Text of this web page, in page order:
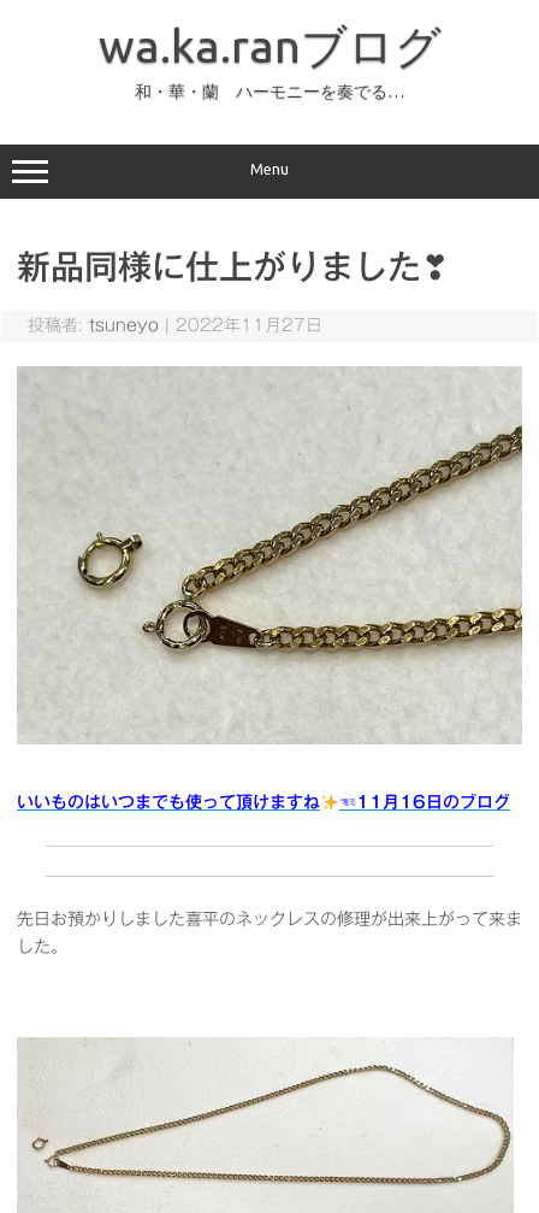
ッ
プ
wa.ka.ranブログ
和・華・蘭 ハーモニーを奏でる…
Menu
新品同様に仕上がりました❣
投稿者: tsuneyo 2022年11月27日
いいものはいつまでも使って頂けますね ☜11月16日のブログ
先日お預かりしました喜平のネックレスの修理が出来上がって来ま
した。